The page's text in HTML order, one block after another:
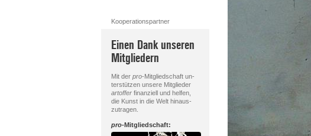
Kooperationspartner
Einen Dank unseren
Mitgliedern
Mit der pro-Mitgliedschaft un-
terstützen unsere Mitglieder
artofferfinanziell und helfen,
die Kunst in die Welt hinaus-
zutragen.
pro-Mitgliedschaft: